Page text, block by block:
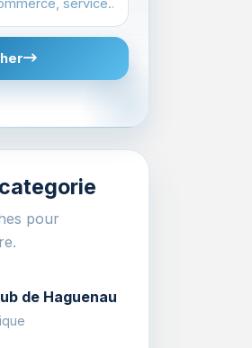
pour
de Haguenau